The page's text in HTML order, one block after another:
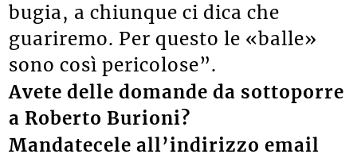
bugia, a chiunque ci dica che
guariremo. Per questo le «balle»
sono così pericolose”.
Avete delle domande da sottoporre
a Roberto Burioni?
Mandatecele all’indirizzo email